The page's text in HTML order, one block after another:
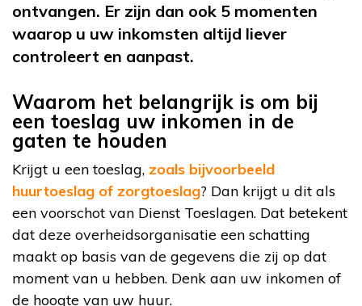
ontvangen. Er zijn dan ook 5 momenten
waarop u uw inkomsten altijd liever
controleert en aanpast.
Waarom het belangrijk is om bij
een toeslag uw inkomen in de
gaten te houden
Krijgt u een toeslag, zoals bijvoorbeeld
huurtoeslag of zorgtoeslag? Dan krijgt u dit als
een voorschot van Dienst Toeslagen. Dat betekent
dat deze overheidsorganisatie een schatting
maakt op basis van de gegevens die zij op dat
moment van u hebben. Denk aan uw inkomen of
de hoogte van uw huur.